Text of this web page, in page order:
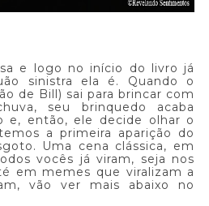
e logo no início do livro já
sinistra ela é. Quando o
de Bill) sai para brincar com
seu brinquedo acaba
e, então, ele decide olhar o
a primeira aparição do
Uma cena clássica, em
vocês já viram, seja nos
em memes que viralizam a
vão ver mais abaixo no